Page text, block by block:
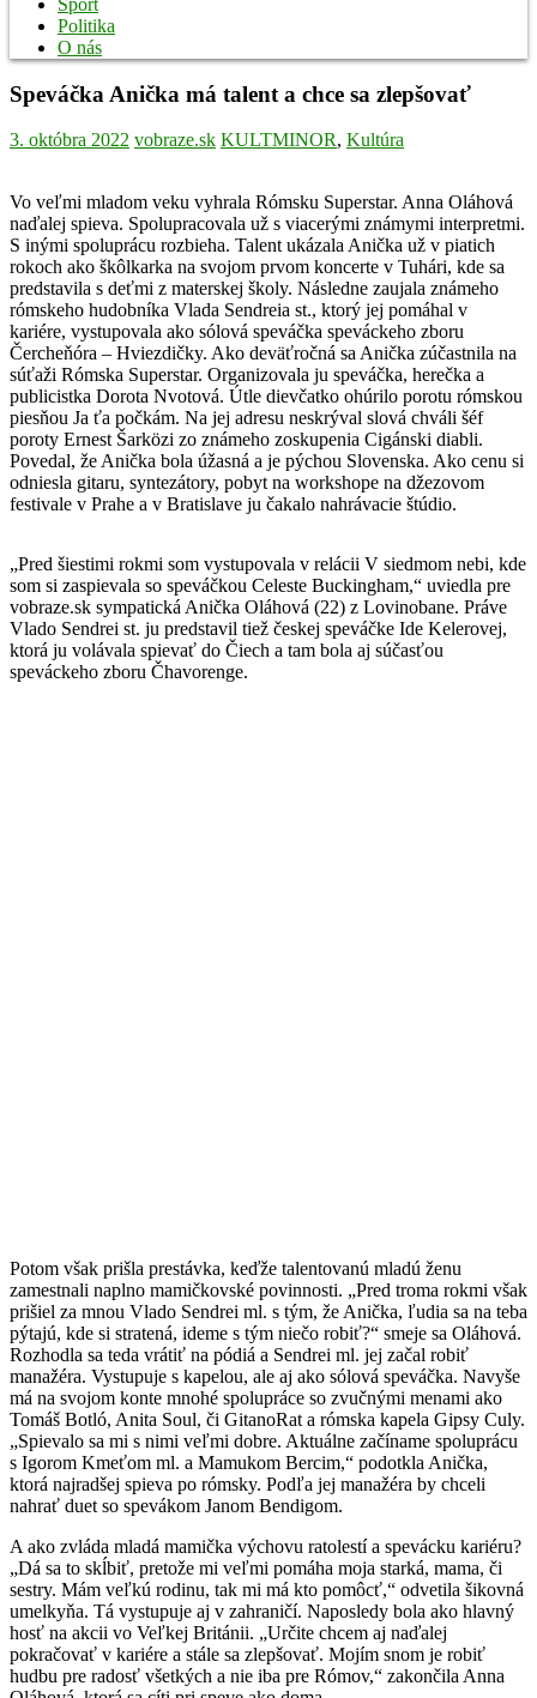
Šport
Politika
O nás
Speváčka Anička má talent a chce sa zlepšovať
3. októbra 2022 vobraze.sk KULTMINOR, Kultúra
Vo veľmi mladom veku vyhrala Rómsku Superstar. Anna Oláhová
naďalej spieva. Spolupracovala už s viacerými známymi interpretmi.
S inými spoluprácu rozbieha. Talent ukázala Anička už v piatich
rokoch ako škôlkarka na svojom prvom koncerte v Tuhári, kde sa
predstavila s deťmi z materskej školy. Následne zaujala známeho
rómskeho hudobníka Vlada Sendreia st., ktorý jej pomáhal v
kariére, vystupovala ako sólová speváčka speváckeho zboru
Čercheňóra – Hviezdičky. Ako deväťročná sa Anička zúčastnila na
súťaži Rómska Superstar. Organizovala ju speváčka, herečka a
publicistka Dorota Nvotová. Útle dievčatko ohúrilo porotu rómskou
piesňou Ja ťa počkám. Na jej adresu neskrýval slová chváli šéf
poroty Ernest Šarközi zo známeho zoskupenia Cigánski diabli.
Povedal, že Anička bola úžasná a je pýchou Slovenska. Ako cenu si
odniesla gitaru, syntezátory, pobyt na workshope na džezovom
festivale v Prahe a v Bratislave ju čakalo nahrávacie štúdio.
„Pred šiestimi rokmi som vystupovala v relácii V siedmom nebi, kde
som si zaspievala so speváčkou Celeste Buckingham,“ uviedla pre
vobraze.sk sympatická Anička Oláhová (22) z Lovinobane. Práve
Vlado Sendrei st. ju predstavil tiež českej speváčke Ide Kelerovej,
ktorá ju volávala spievať do Čiech a tam bola aj súčasťou
speváckeho zboru Čhavorenge.
Potom však prišla prestávka, keďže talentovanú mladú ženu
zamestnali naplno mamičkovské povinnosti. „Pred troma rokmi však
prišiel za mnou Vlado Sendrei ml. s tým, že Anička, ľudia sa na teba
pýtajú, kde si stratená, ideme s tým niečo robiť?“ smeje sa Oláhová.
Rozhodla sa teda vrátiť na pódiá a Sendrei ml. jej začal robiť
manažéra. Vystupuje s kapelou, ale aj ako sólová speváčka. Navyše
má na svojom konte mnohé spolupráce so zvučnými menami ako
Tomáš Botló, Anita Soul, či GitanoRat a rómska kapela Gipsy Culy.
„Spievalo sa mi s nimi veľmi dobre. Aktuálne začíname spoluprácu
s Igorom Kmeťom ml. a Mamukom Bercim,“ podotkla Anička,
ktorá najradšej spieva po rómsky. Podľa jej manažéra by chceli
nahrať duet so spevákom Janom Bendigom.
A ako zvláda mladá mamička výchovu ratolestí a spevácku kariéru?
„Dá sa to skĺbiť, pretože mi veľmi pomáha moja starká, mama, či
sestry. Mám veľkú rodinu, tak mi má kto pomôcť,“ odvetila šikovná
umelkyňa. Tá vystupuje aj v zahraničí. Naposledy bola ako hlavný
hosť na akcii vo Veľkej Británii. „Určite chcem aj naďalej
pokračovať v kariére a stále sa zlepšovať. Mojím snom je robiť
hudbu pre radosť všetkých a nie iba pre Rómov,“ zakončila Anna